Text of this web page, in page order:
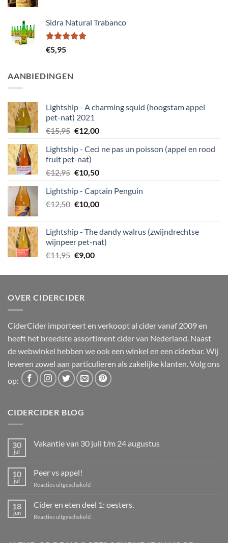
Sidra Natural Trabanco
Gewaardeerd
5.00
€5,95
AANBIEDINGEN
Lightship - A charming squid (hoogstam appel
pet-nat) 2021
€15,95 Oorspronkelijke
was:
€15,95.
€12,00Huidige
is:
Lightship - Ceci ne pas un poisson (appel en rood
fruit pet-nat)
€12,95 Oorspronkelijke
was:
€12,95.
€10,50Huidige
is:
€10,50.
Lightship - Captain Penguin
€12,50 Oorspronkelijke
€12,50.
€10,00Huidige
€10,00.
Lightship - The dandy walrus (zwijndrechtse
wijnpeer pet-nat)
€11,95 Oorspronkelijke
was:
€9,00Huidige
is:
OVER CIDERCIDER
CiderCider importeert en verkoopt al cider vanaf 2009 en
heeft het breedste assortiment cider van Nederland. Naast
de webwinkel hebben we ook een winkel en een ciderbar. Wij
leveren zowel aan particulieren als zakelijke klanten. Volg ons
op:
CIDERCIDER BLOG
30
jul
Vakantie van 30 juli t/m 24 augustus
Vakantie
30
24
augustus
10
jul
Peer vs appel!
Reacties uitgeschakeldvoor
vs
18
jun
Cider en eten deel 1: oesters.
Reacties uitgeschakeldvoor